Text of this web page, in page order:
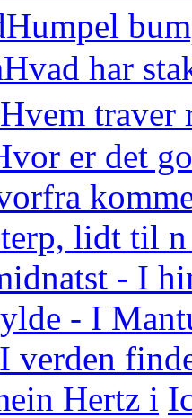
Humpel
Hvad har
Hvem
er det
lidt til n
- I
- I
verden
Hertz i